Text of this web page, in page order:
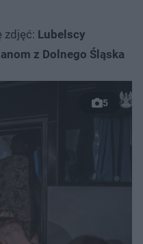
zdjęć: Lubelscy
z Dolnego Śląska
5